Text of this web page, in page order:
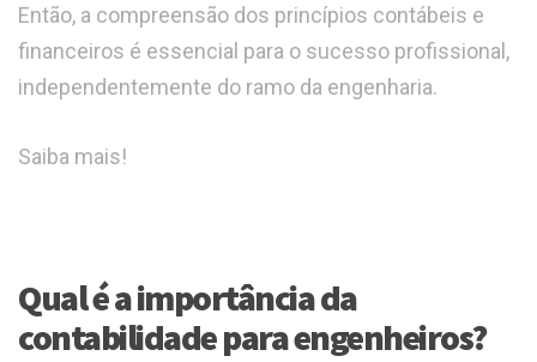
Então, a compreensão dos princípios contábeis e
financeiros é essencial para o sucesso profissional,
independentemente do ramo da engenharia.
Saiba mais!
Qual é a importância da
contabilidade para engenheiros?